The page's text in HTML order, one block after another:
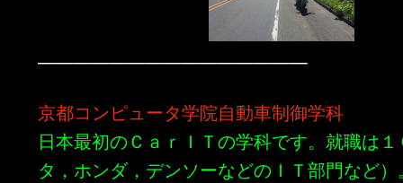
———————————————
京都コンピュータ学院自動車制御学科
日本最初のＣａｒＩＴの学科です。就職は
タ，ホンダ，デンソーなどのＩＴ部門など